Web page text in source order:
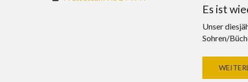
Es ist
​Unser
Sohren/